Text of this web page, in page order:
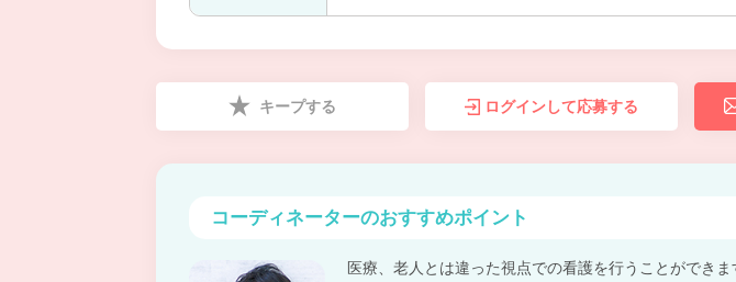
キープする ログインして応募する
コーディネーターのおすすめポイント
医療、老人とは違った視点での看護を行うことができ